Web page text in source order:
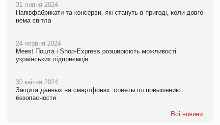
31 липня 2024
Напівфабрикати та консерви, які стануть в пригоді, коли довго
нема світла
24 червня 2024
Meest Пошта і Shop-Express розширюють можливості
українських підприємців
30 квітня 2024
Защита данных на смартфонах: советы по повышению
безопасности
Всі новини